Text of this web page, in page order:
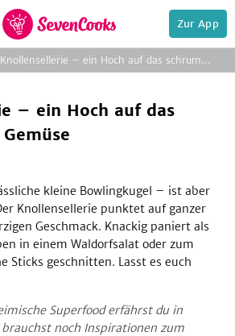
zur
Startseite
Zur App
Knollensellerie – ein Hoch auf das schrumpelige Gemüse
– ein Hoch auf das
kleine Bowlingkugel – ist aber
Knollensellerie punktet auf ganzer
Geschmack. Knackig paniert als
in einem Waldorfsalat oder zum
Sticks geschnitten. Lasst es euch
Superfood erfährst du in
brauchst noch Inspirationen zum